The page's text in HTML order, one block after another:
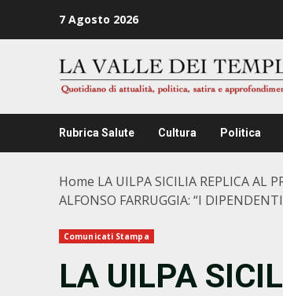
7 Agosto 2026
Rubrica Salute Cultura Politica
Home LA UILPA SICILIA REPLICA AL
ALFONSO FARRUGGIA: “I
Comunicati Stampa
LA UILPA